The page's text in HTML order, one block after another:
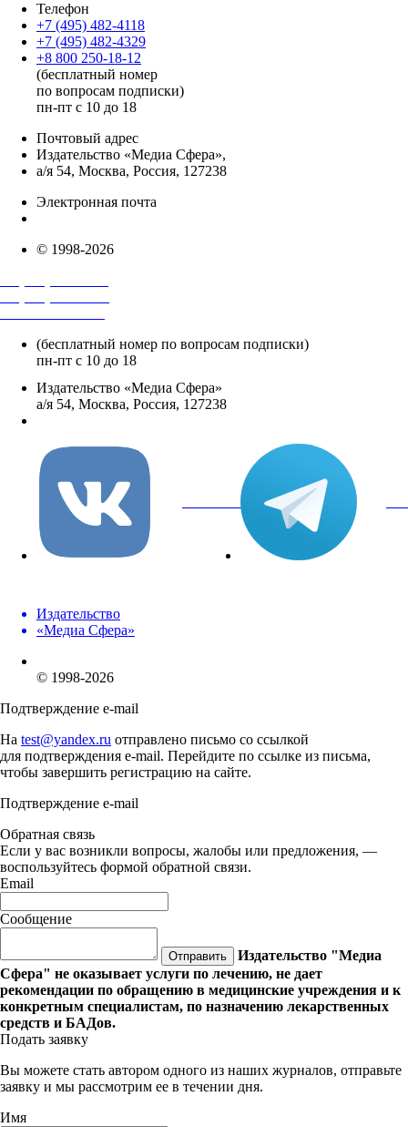
Телефон
+7 (495) 482-4118
+7 (495) 482-4329
+8 800 250-18-12
(бесплатный номер
по вопросам подписки)
пн-пт с 10 до 18
Почтовый адрес
Издательство «Медиа Сфера»,
а/я 54, Москва, Россия, 127238
Электронная почта
© 1998-2026
(бесплатный номер по вопросам подписки)
пн-пт с 10 до 18
Издательство «Медиа Сфера»
а/я 54, Москва, Россия, 127238
вКонтакте
Издательство
«Медиа Сфера»
© 1998-2026
Подтверждение e-mail
На test@yandex.ru отправлено письмо со ссылкой
для подтверждения e-mail. Перейдите по ссылке из письма,
чтобы завершить регистрацию на сайте.
Подтверждение e-mail
Обратная связь
Если у вас возникли вопросы, жалобы или предложения, —
воспользуйтесь формой обратной связи.
Email
Сообщение
Отправить
Издательство "Медиа
Сфера" не оказывает услуги по лечению, не дает
рекомендации по обращению в медицинские учреждения и к
конкретным специалистам, по назначению лекарственных
средств и БАДов.
Подать заявку
Вы можете стать автором одного из наших журналов, отправьте
заявку и мы рассмотрим ее в течении дня.
Имя